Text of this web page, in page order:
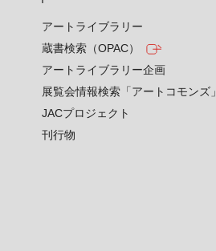
アートライブラリー
蔵書検索（OPAC）
アートライブラリー企画
展覧会情報検索「アートコモンズ」
JACプロジェクト
刊行物